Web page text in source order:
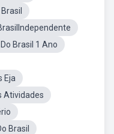
Brasil 1 Ano
Eja
Atividades
Brasil